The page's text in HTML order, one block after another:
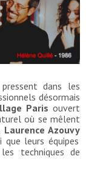
dans les
désormais
Paris ouvert
où se mêlent
Laurence Azouvy
que leurs équipes
techniques de